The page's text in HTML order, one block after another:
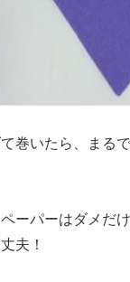
巻いたら、まる
ーパーはダメだ
夫！